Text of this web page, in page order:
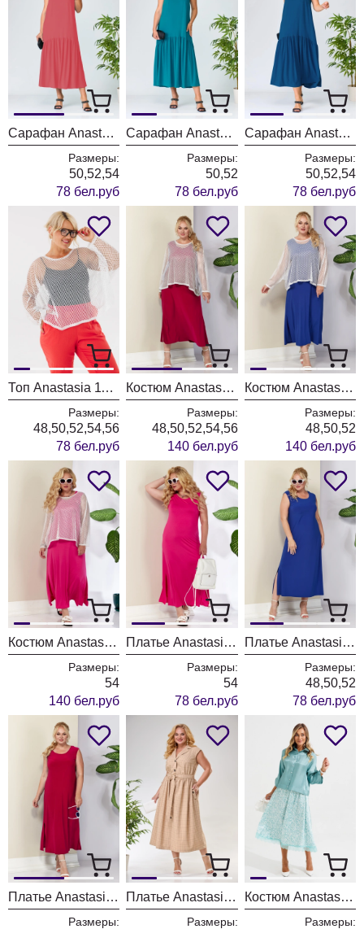
Сарафан Anastasia 883/коралл
Размеры:
50,52,54
78 бел.руб
Сарафан Anastasia 882/изумруд
Размеры:
50,52
78 бел.руб
Сарафан Anastasia 881/синий
Размеры:
50,52,54
78 бел.руб
Топ Anastasia 1119.2 белая
Размеры:
48,50,52,54,56
78 бел.руб
Костюм Anastasia 1119 молочный+красный
Размеры:
48,50,52,54,56
140 бел.руб
Костюм Anastasia 1119 молочный+синий
Размеры:
48,50,52
140 бел.руб
Костюм Anastasia 1119 молочный+фуксия
Размеры:
54
140 бел.руб
Платье Anastasia 1120/фуксия
Размеры:
54
78 бел.руб
Платье Anastasia 1120 синее
Размеры:
48,50,52
78 бел.руб
Платье Anastasia 1120 красное
Размеры:
Платье Anastasia 1217 беж
Размеры:
Костюм Anastasia 1322 бирюза
Размеры: